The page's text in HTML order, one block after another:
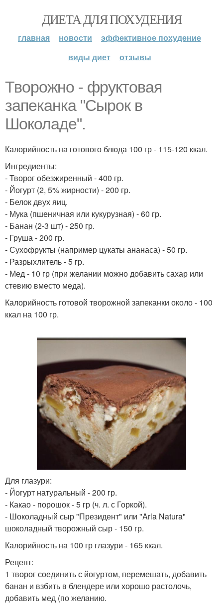
ДИЕТА ДЛЯ ПОХУДЕНИЯ
главная новости
эффективное похудение
виды диет
отзывы
Творожно - фруктовая
запеканка "Сырок в
Шоколаде".
Калорийность на готового блюда 100 гр - 115-120 ккал.
Ингредиенты:
- Творог обезжиренный - 400 гр.
- Йогурт (2, 5% жирности) - 200 гр.
- Белок двух яиц.
- Мука (пшеничная или кукурузная) - 60 гр.
- Банан (2-3 шт) - 250 гр.
- Груша - 200 гр.
- Сухофрукты (например цукаты ананаса) - 50 гр.
- Разрыхлитель - 5 гр.
- Мед - 10 гр (при желании можно добавить сахар или
стевию вместо меда).
Калорийность готовой творожной запеканки около - 100
ккал на 100 гр.
Для глазури:
- Йогурт натуральный - 200 гр.
- Какао - порошок - 5 гр (ч. л. с Горкой).
- Шоколадный сыр "Президент" или "Arla Natura"
шоколадный творожный сыр - 150 гр.
Калорийность на 100 гр глазури - 165 ккал.
Рецепт:
1 творог соединить с йогуртом, перемешать, добавить
банан и взбить в блендере или хорошо растолочь,
добавить мед (по желанию.